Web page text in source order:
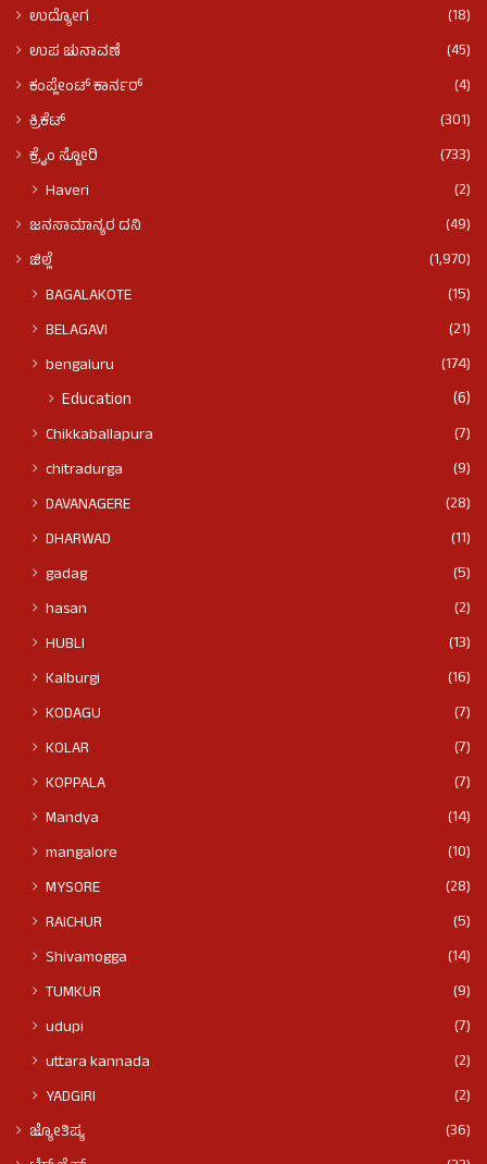
ಉದ್ಯೋಗ
(18)
ಉಪ ಚುನಾವಣೆ
(45)
ಕಂಪ್ಲೇಂಟ್ ಕಾರ್ನರ್
(4)
ಕ್ರಿಕೆಟ್
(301)
ಕ್ರೈಂ ಸ್ಟೋರಿ
(733)
Haveri (2)
ಜನಸಾಮಾನ್ಯರ ದನಿ
(49)
ಜಿಲ್ಲೆ
(1,970)
BAGALAKOTE
(15)
BELAGAVI
(21)
bengaluru
(174)
Education (6)
Chikkaballapura
(7)
chitradurga
(9)
DAVANAGERE
(28)
DHARWAD
(11)
gadag
(5)
hasan
(2)
HUBLI
(13)
Kalburgi
(16)
KODAGU
(7)
KOLAR
(7)
KOPPALA
(7)
Mandya
(14)
mangalore
(10)
MYSORE
(28)
RAICHUR
(5)
Shivamogga
(14)
TUMKUR
(9)
udupi
(7)
uttara kannada
(2)
YADGIRI
(2)
ಜ್ಯೋತಿಷ್ಯ
(36)